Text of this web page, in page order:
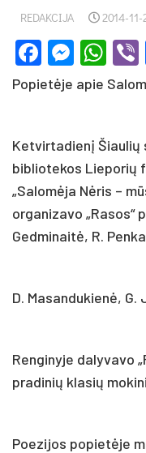
REDAKCIJA 2014-11-
Popietėje apie
Ketvirtadienį Šiaulių
bibliotekos Lieporių
„Salomėja Nėris –
organizavo „Rasos“
Gedminaitė, R.
D. Masandukienė, G.
Renginyje dalyvavo
pradinių klasių
Poezijos popietėje